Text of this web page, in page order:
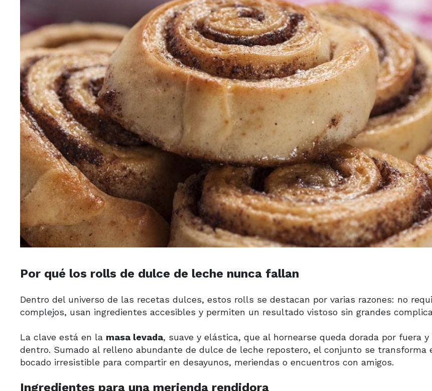
Por qué los rolls de dulce de leche nunca fallan
Dentro del universo de las recetas dulces, estos rolls se destacan por varias razones: no
complejos, usan ingredientes accesibles y permiten un resultado vistoso sin grandes
La clave está en la masa levada, suave y elástica, que al hornearse queda dorada por fuera
dentro. Sumado al relleno abundante de dulce de leche repostero, el conjunto se transforma
bocado irresistible para compartir en desayunos, meriendas o encuentros con amigos.
Ingredientes para una merienda rendidora